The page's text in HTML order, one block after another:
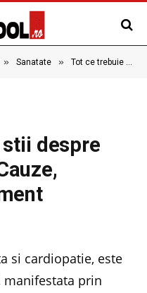
» Sanatate » Tot ce trebuie sa stii despre cardiomiopatie. Cauze, diagnostic, tratament
despre
si cardiopatie, este
prin